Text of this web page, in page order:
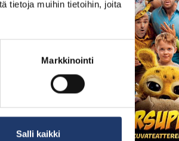
tietoja muihin tietoihin, joita
Markkinointi
Salli kaikki